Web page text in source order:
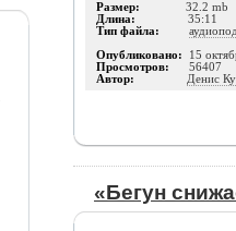
Размер: 32.2 mb
Длина: 35:11
Тип файла:
Опубликовано: 15
Просмотров: 56407
Автор: Денис
«Бегун